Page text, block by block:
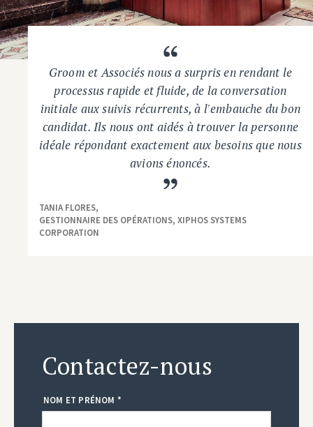
Groom et Associés nous a surpris en rendant le
processus rapide et fluide, de la conversation
initiale aux suivis récurrents, à l'embauche du bon
candidat. Ils nous ont aidés à trouver la personne
idéale répondant exactement aux besoins que nous
avions énoncés.
TANIA FLORES,
GESTIONNAIRE DES OPÉRATIONS, XIPHOS SYSTEMS
CORPORATION
Contactez-nous
NOM ET PRÉNOM *